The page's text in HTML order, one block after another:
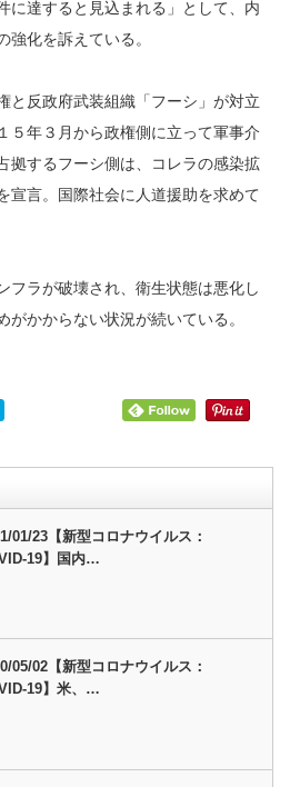
に達すると見込まれる」として、内
強化を訴えている。
と反政府武装組織「フーシ」が対立
５年３月から政権側に立って軍事介
拠するフーシ側は、コレラの感染拡
宣言。国際社会に人道援助を求めて
フラが破壊され、衛生状態は悪化し
がかからない状況が続いている。
01/23【新型コロナウイルス：
19】国内…
05/02【新型コロナウイルス：
19】米、…